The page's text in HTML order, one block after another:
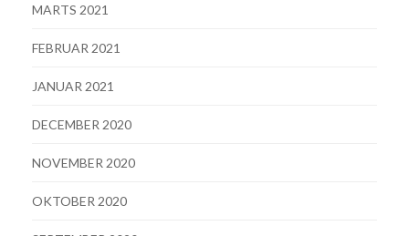
MARTS 2021
FEBRUAR 2021
JANUAR 2021
DECEMBER 2020
NOVEMBER 2020
OKTOBER 2020